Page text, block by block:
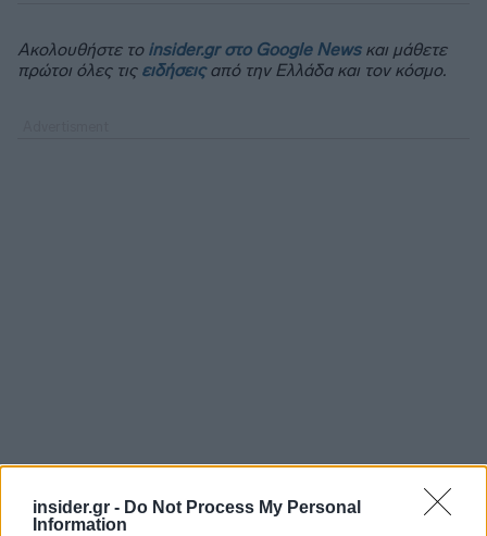
insider.gr - Do Not Process My Personal
Information
Ακολουθήστε το insider.gr στο Google Newsκαι μάθετε
πρώτοι όλες τις ειδήσειςαπό την Ελλάδα και τον κόσμο.
Διαβάζονται αυτή τη στιγμή